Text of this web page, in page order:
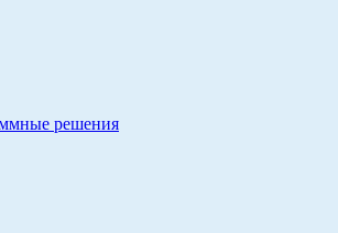
решения